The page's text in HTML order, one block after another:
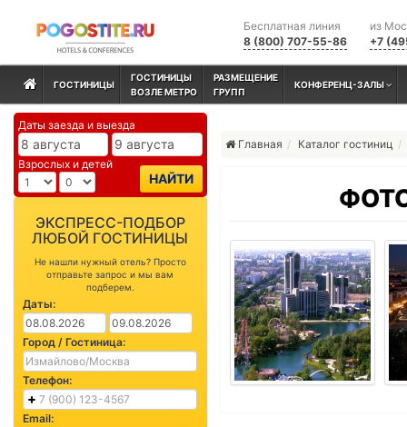
из
+7
Бесплатная линия
8 (800) 707-55-86
ГОСТИНИЦЫ
ГОСТИНИЦЫ
ВОЗЛЕ МЕТРО
РАЗМЕЩЕНИЕ
ГРУПП
КОНФЕРЕНЦ-ЗАЛЫ
Даты заезда и выезда
Взрослых и детей
НАЙТИ
ЭКСПРЕСС-ПОДБОР
ЛЮБОЙ ГОСТИНИЦЫ
Не нашли нужный отель? Просто
отправьте запрос и мы вам
подберем.
Даты:
Город / Гостиница:
Телефон:
Email:
Главная Каталог гостиниц